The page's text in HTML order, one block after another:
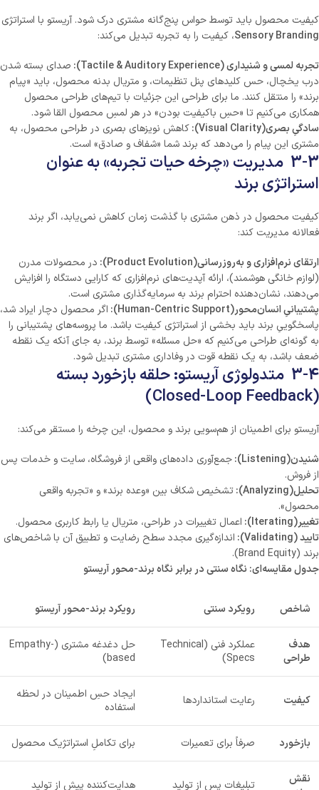
کیفیت محصول باید توسط حواس پنج‌گانه مشتری درک شود. آریستو با استراتژی
Sensory Branding، کیفیت را به تجربه تبدیل می‌کند:
تجربه لمسی و شنیداری(Tactile & Auditory Experience)
: صدای بسته شدن
درب یخچال، حس کلیدهای پنل تنظیمات، و متریال بدنه محصول، باید «پیام
برند» را منتقل کنند. ما برای طراحی این جزئیات با تیم‌های طراحی محصول
همکاری می‌کنیم تا «حسِ باکیفیت بودن» در هر لمسِ محصول القا شود.
سادگیِ بصری(Visual Clarity)
:کاهش نویزهای بصری در طراحی محصول، به
مشتری این پیام را می‌دهد که برند شما «شفاف و صادق» است.
3-3 مدیریت «چرخه حیات تجربه» به عنوان
استراتژی برند
کیفیت محصول در ذهن مشتری با گذشت زمان کاهش نمی‌یابد، اگر برند
فعالانه مدیریت کند:
ارتقای نرم‌افزاری و به‌روزرسانی(Product Evolution)
: در محصولات مدرن
(لوازم خانگی هوشمند)، ارائه آپدیت‌های نرم‌افزاری که کارایی دستگاه را افزایش
می‌دهند، نشان‌دهنده احترام برند به سرمایه‌گذاری مشتری است.
پشتیبانیِ انسان‌محور(Human-Centric Support)
: اگر محصول دچار ایراد شد،
پاسخگوییِ برند باید بخشی از استراتژی کیفیت باشد. ما پروسه‌های پشتیبانی را
به گونه‌ای طراحی می‌کنیم که «حل مسئله» توسط برند، به جای آنکه یک نقطه
ضعف باشد، به یک نقطه قوت در وفاداری مشتری تبدیل شود.
3-4 متدولوژی آریستو: حلقه بازخورد بسته
(Closed-Loop Feedback)
آریستو برای اطمینان از هم‌سویی برند و محصول، این چرخه را مستقر می‌کند:
شنیدن(Listening)
:جمع‌آوری داده‌های واقعی از فروشگاه، سایت و خدمات پس
از فروش.
تحلیل(Analyzing)
:تشخیص شکاف بین «وعده برند» و «تجربه واقعی
محصول».
تغییر(Iterating)
: اعمال تغییرات در طراحی، متریال یا رابط کاربری محصول.
تایید(Validating)
: اندازه‌گیری مجدد سطح رضایت و تطبیق آن با شاخص‌های
برند (Brand Equity).
جدول مقایسه‌ای: نگاه سنتی در برابر نگاه برند-محور آریستو
شاخص رویکرد سنتی رویکرد برند-محور آریستو
هدف
طراحی
عملکرد فنی (Technical
Specs)
حل دغدغه مشتری (Empathy-
based)
کیفیت رعایت استانداردها
ایجاد حسِ اطمینان در لحظه
استفاده
بازخورد صرفاً برای تعمیرات برای تکاملِ استراتژیک محصول
نقش
تبلیغات پس از تولید هدایت‌کننده پیش از تولید